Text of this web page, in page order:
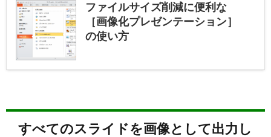
ファイルサイズ削減に便利な
［画像化プレゼンテーション］
の使い方
すべてのスライドを画像として出力し